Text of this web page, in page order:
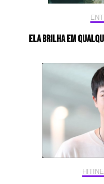
Ela brilha em